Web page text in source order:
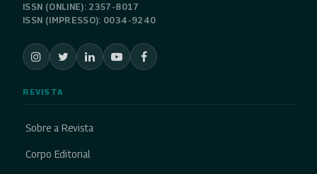
ISSN (ONLINE): 2357-8017
ISSN (IMPRESSO): 0034-9240
REVISTA
Sobre a Revista
Corpo Editorial